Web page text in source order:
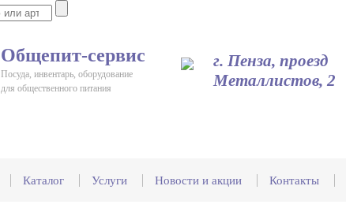
Общепит-сервис
Посуда, инвентарь, оборудование
для общественного питания
г. Пенза, проезд
Металлистов, 2
Каталог Услуги Новости и акции Контакты